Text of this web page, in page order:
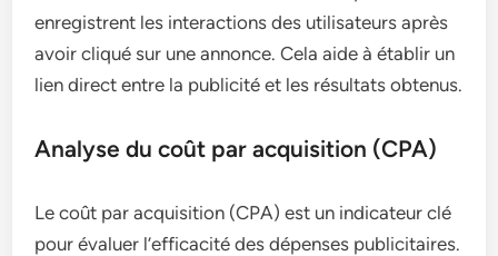
enregistrent les interactions des utilisateurs après
avoir cliqué sur une annonce. Cela aide à établir un
lien direct entre la publicité et les résultats obtenus.
Analyse du coût par acquisition (CPA)
Le coût par acquisition (CPA) est un indicateur clé
pour évaluer l’efficacité des dépenses publicitaires.